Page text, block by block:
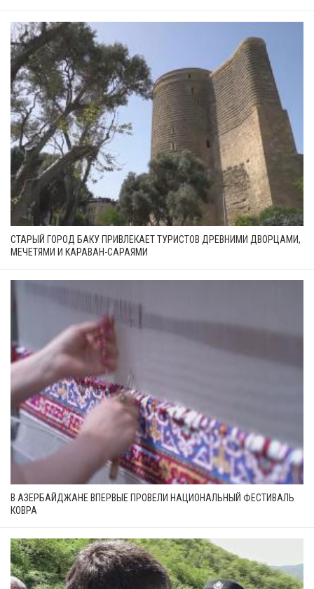
СТАРЫЙ ГОРОД БАКУ ПРИВЛЕКАЕТ ТУРИСТОВ ДРЕВНИМИ ДВОРЦАМИ,
МЕЧЕТЯМИ И КАРАВАН-САРАЯМИ
В АЗЕРБАЙДЖАНЕ ВПЕРВЫЕ ПРОВЕЛИ НАЦИОНАЛЬНЫЙ ФЕСТИВАЛЬ
КОВРА